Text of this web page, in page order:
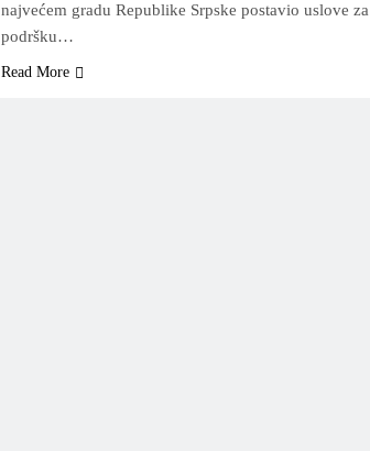
najvećem gradu Republike Srpske postavio uslove za
podršku…
Read More